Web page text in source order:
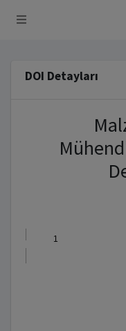
DOI Detayları